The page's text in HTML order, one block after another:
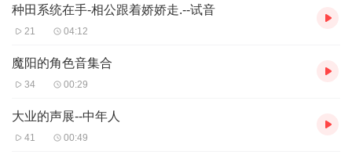
种田系统在手-相公跟着娇娇走.--试音
21 04:12
魔阳的角色音集合
34 00:29
大业的声展--中年人
41 00:49